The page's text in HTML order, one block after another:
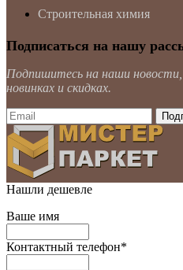
Строительная химия
Подписаться на нашу
Подпишитесь на наши
новинках и скидках.
Нашли дешевле
Ваше имя
Контактный телефон*